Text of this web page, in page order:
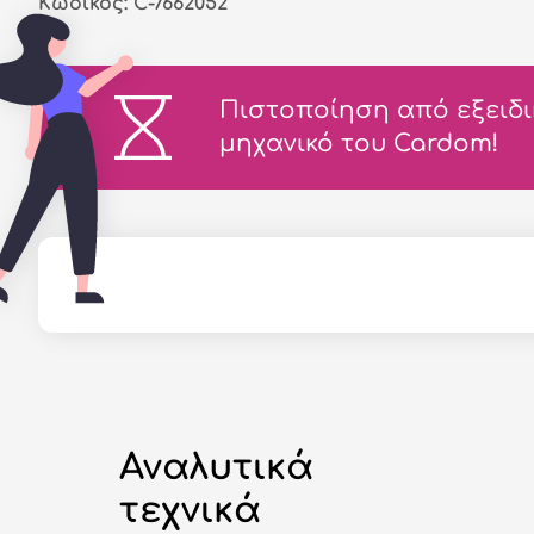
Πιστοποίηση από
μηχανικό του Cardom!
Αναλυτικά
τεχνικά